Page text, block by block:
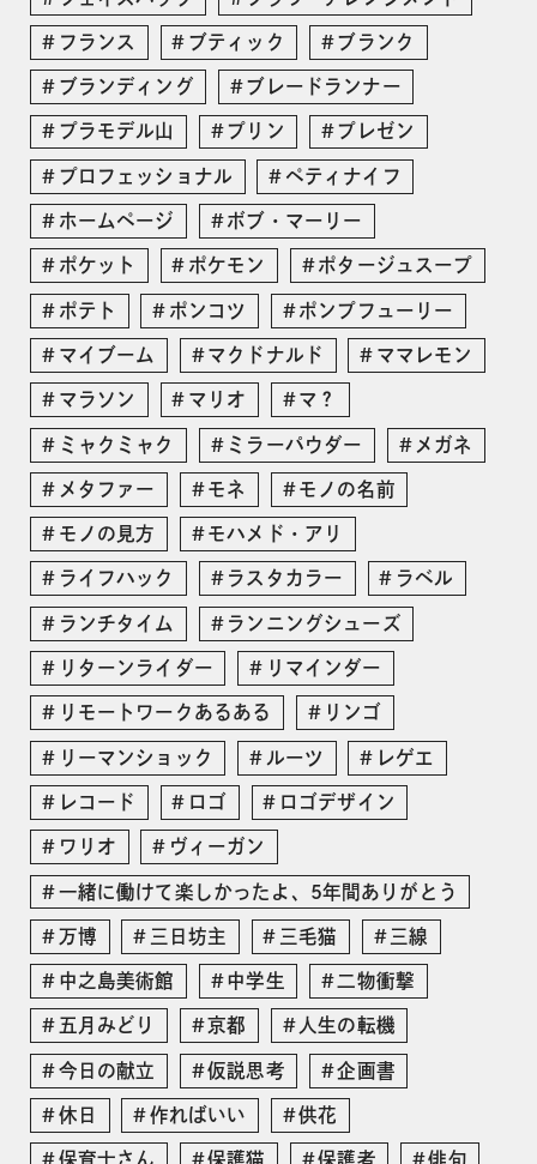
フランス ブティック ブランク
ブランディング ブレードランナー
プラモデル山 プリン プレゼン
プロフェッショナル ペティナイフ
ホームページ ボブ・マーリー
ポケット ポケモン ポタージュスープ
ポテト ポンコツ ポンプフューリー
マイブーム マクドナルド ママレモン
マラソン マリオ マ？
ミャクミャク ミラーパウダー メガネ
メタファー モネ モノの名前
モノの見方 モハメド・アリ
ライフハック ラスタカラー ラベル
ランチタイム ランニングシューズ
リターンライダー リマインダー
リモートワークあるある リンゴ
リーマンショック ルーツ レゲエ
レコード ロゴ ロゴデザイン
ワリオ ヴィーガン
一緒に働けて楽しかったよ、5年間ありがとう
万博 三日坊主 三毛猫 三線
中之島美術館 中学生 二物衝撃
五月みどり 京都 人生の転機
今日の献立 仮説思考 企画書
休日 作ればいい 供花
保育士さん 保護猫 保護者 俳句